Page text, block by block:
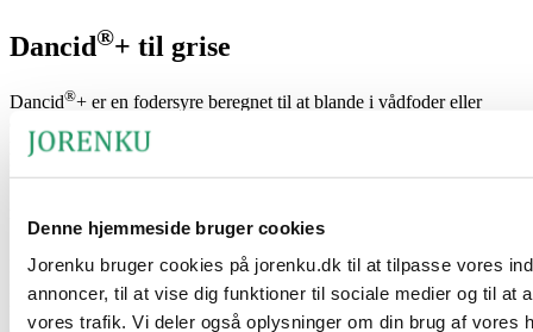
Denne hjemmeside bruger cookies
Jorenku bruger cookies på jorenku.dk til at tilpasse vores
annoncer, til at vise dig funktioner til sociale medier og til at
vores trafik. Vi deler også oplysninger om din brug af vores
Dancid®+ til grise
Dancid®+ er en fodersyre beregnet til at blande i vådfoder eller
propionsyre og mælkesyre, der tilbyder en række fordele for din
Den synergetiske virkning af syrerne i Dancid® + forhindrer uønsket
fermentering, mens den antimikrobielle effekt af syrerne reducerer
forekomsten af skadelige mikroorganismer såsom salmonella og E.